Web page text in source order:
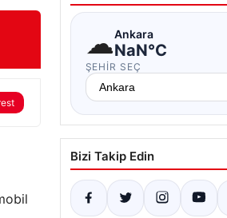
☁Ankara
NaN°C
ŞEHIR SEÇ
Bizi Takip Edin